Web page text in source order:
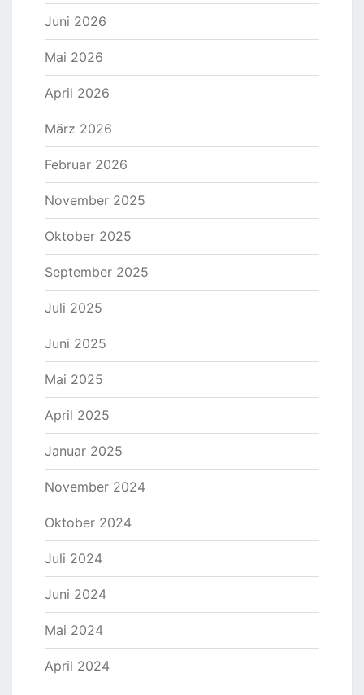
Juni 2026
Mai 2026
April 2026
März 2026
Februar 2026
November 2025
Oktober 2025
September 2025
Juli 2025
Juni 2025
Mai 2025
April 2025
Januar 2025
November 2024
Oktober 2024
Juli 2024
Juni 2024
Mai 2024
April 2024